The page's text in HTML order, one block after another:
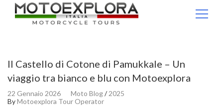
Il Castello di Cotone di Pamukkale – Un
viaggio tra bianco e blu con Motoexplora
22 Gennaio 2026 Moto Blog/2025
ByMotoexplora Tour Operator